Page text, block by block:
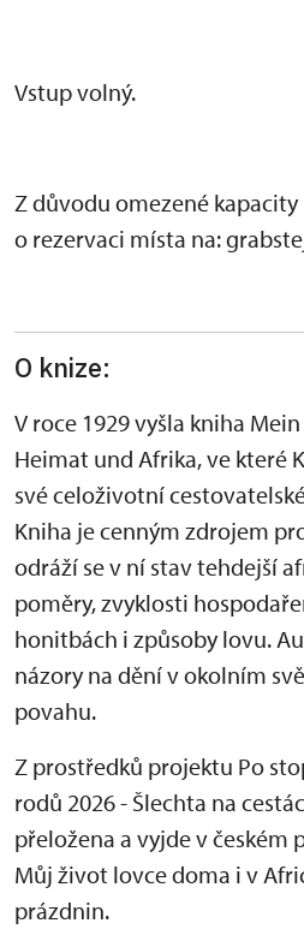
Vstup volný.
Z důvodu omezené
o rezervaci místa na:
O knize:
V roce 1929 vyšla kniha
Heimat und Afrika, ve které
své celoživotní
Kniha je cenným zdrojem
odráží se v ní stav tehdejší
poměry, zvyklosti
honitbách i způsoby lovu.
názory na dění v okolním
povahu.
Z prostředků projektu Po
rodů 2026 - Šlechta na
přeložena a vyjde v českém
Můj život lovce doma i v
prázdnin.